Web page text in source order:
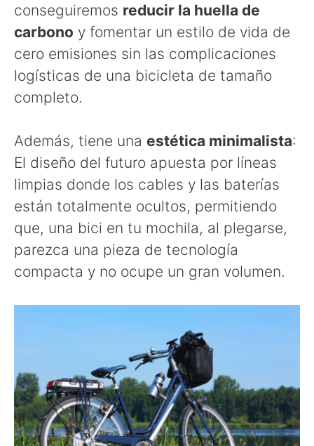
conseguiremos reducir la huella de
carbono y fomentar un estilo de vida de
cero emisiones sin las complicaciones
logísticas de una bicicleta de tamaño
completo.
Además, tiene una estética minimalista:
El diseño del futuro apuesta por líneas
limpias donde los cables y las baterías
están totalmente ocultos, permitiendo
que, una bici en tu mochila, al plegarse,
parezca una pieza de tecnología
compacta y no ocupe un gran volumen.